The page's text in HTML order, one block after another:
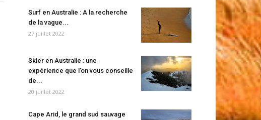
Surf en Australie : A la recherche
de la vague...
27 juillet 2022
Skier en Australie : une
expérience que l’on vous conseille
de...
20 juillet 2022
Cape Arid, le grand sud sauvage